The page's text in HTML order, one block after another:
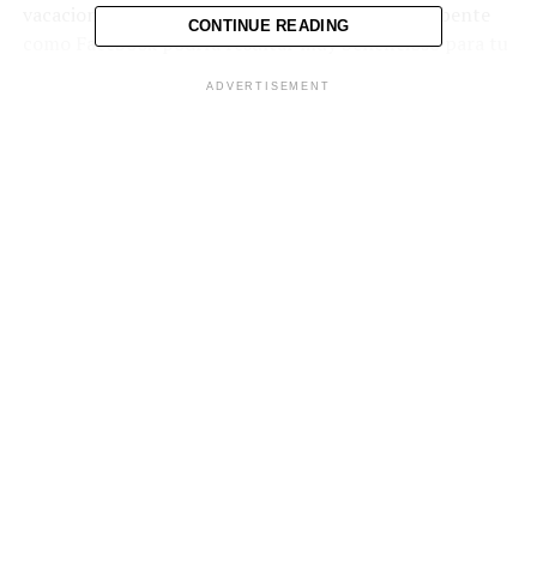
vacaciones de una red social tan adictiva y absorbente
como Facebook podría resultar muy beneficioso para tu
CONTINUE READING
ADVERTISEMENT